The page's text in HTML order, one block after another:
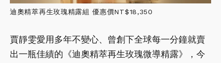
迪奧精萃再生玫瑰精露組 優惠價NT$18,350
賈靜雯愛用多年不變心、曾創下全球每一分鐘就賣
出一瓶佳績的《迪奧精萃再生玫瑰微導精露》，今